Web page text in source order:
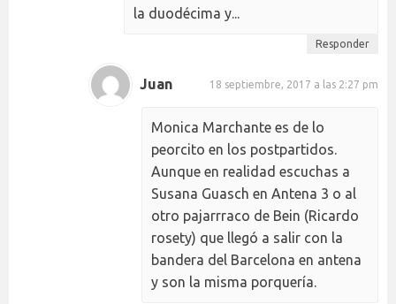
la duodécima y...
Responder
Juan 18 septiembre, 2017 a las 2:27 pm
Monica Marchante es de lo
peorcito en los postpartidos.
Aunque en realidad escuchas a
Susana Guasch en Antena 3 o al
otro pajarrraco de Bein (Ricardo
rosety) que llegó a salir con la
bandera del Barcelona en antena
y son la misma porquería.